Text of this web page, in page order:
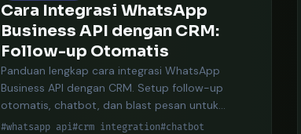
Cara Integrasi WhatsApp
Business API dengan CRM:
Follow-up Otomatis
Panduan lengkap cara integrasi WhatsApp
Business API dengan CRM. Setup follow-up
otomatis, chatbot, dan blast pesan untuk
bisnis.
#whatsapp api#crm integration#chatbot